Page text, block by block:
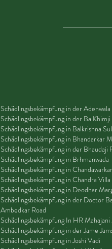
Schädlingsbekämpfung in der Adenwala
Schädlingsbekämpfung in der Ba Khimji
Schädlingsbekämpfung in Balkrishna
Schädlingsbekämpfung in Bhandarkar
Schädlingsbekämpfung in der Bhaudaji
Schädlingsbekämpfung in Brhmanwada
Schädlingsbekämpfung in
Schädlingsbekämpfung in Chandra Villa
Schädlingsbekämpfung in Deodhar
Schädlingsbekämpfung in der Doctor
Ambedkar Road
Schädlingsbekämpfung In HR
Schädlingsbekämpfung in der Jame
Schädlingsbekämpfung in Joshi Vadi